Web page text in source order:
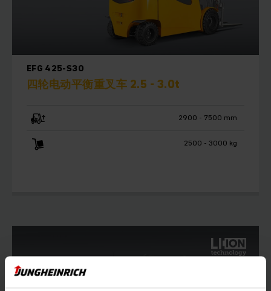
EFG 425-S30
四轮电动平衡重叉车 2.5 - 3.0t
2900 - 7500 mm
2500 - 3000 kg